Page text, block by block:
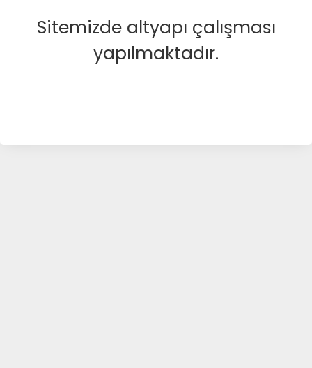
Sitemizde altyapı çalışması
yapılmaktadır.